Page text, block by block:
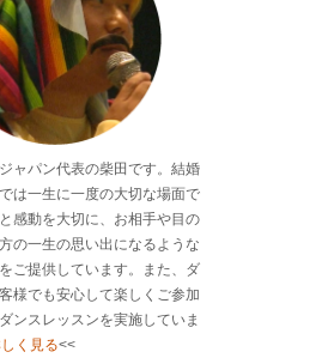
ャパン代表の柴田です。結婚
は一生に一度の大切な場面で
感動を大切に、お相手や目の
の一生の思い出になるような
ご提供しています。また、ダ
様でも安心して楽しくご参加
ンスレッスンを実施していま
く見る<<